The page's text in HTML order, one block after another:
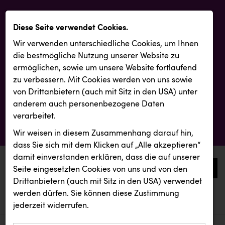
0
aktuelle aussendungen
aktuelle aussendungen
Diese Seite verwendet Cookies.
Wir verwenden unterschiedliche Cookies, um Ihnen
die best­mögliche Nutzung unserer Website zu
ermöglichen, sowie um unsere Website fortlaufend
zu verbessern. Mit Cookies werden von uns sowie
von Drittanbietern (auch mit Sitz in den USA) unter
anderem auch personenbezogene Daten
verarbeitet.
Wir weisen in diesem Zusammenhang darauf hin,
dass Sie sich mit dem Klicken auf „Alle akzeptieren“
damit ein­ver­standen erklären, dass die auf unserer
Seite eingesetzten Cookies von uns und von den
Drittanbietern (auch mit Sitz in den USA) verwendet
werden dürfen. Sie können diese Zustimmung
jederzeit widerrufen.